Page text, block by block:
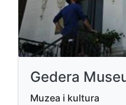
Gedera
Muzea i kultura